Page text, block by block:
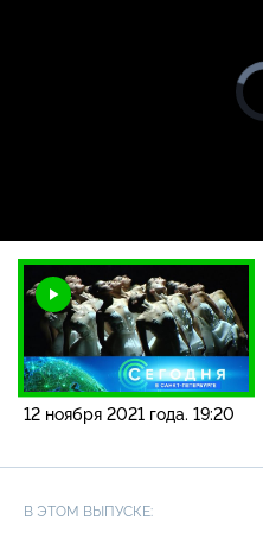
12 ноября 2021 года. 19:20
В ЭТОМ ВЫПУСКЕ: